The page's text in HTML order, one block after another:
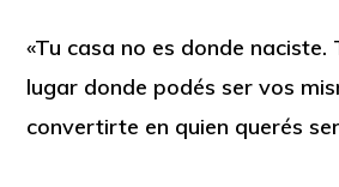
«Tu casa no es donde naciste.
lugar donde podés ser vos
convertirte en quien querés